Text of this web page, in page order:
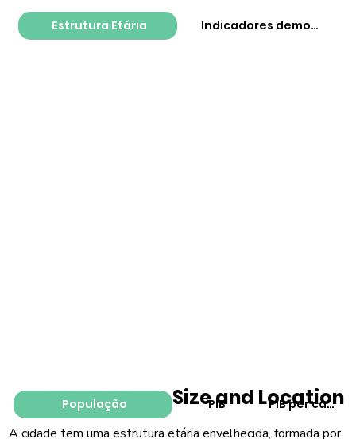
População PIB PIB per capita
Estrutura Etária Indicadores
Size and Location
A cidade tem uma estrutura etária envelhecida, formada por